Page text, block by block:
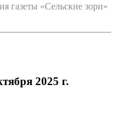
газеты «Сельские зори»
2025 г.